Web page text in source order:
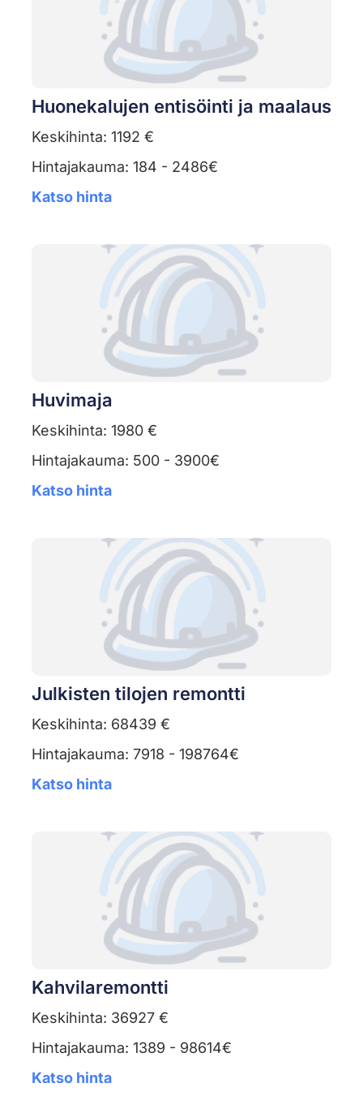
Huonekalujen entisöinti ja maalaus
Keskihinta: 1192 €
Hintajakauma: 184 - 2486€
Katso hinta
Huvimaja
Keskihinta: 1980 €
Hintajakauma: 500 - 3900€
Katso hinta
Julkisten tilojen remontti
Keskihinta: 68439 €
Hintajakauma: 7918 - 198764€
Katso hinta
Kahvilaremontti
Keskihinta: 36927 €
Hintajakauma: 1389 - 98614€
Katso hinta